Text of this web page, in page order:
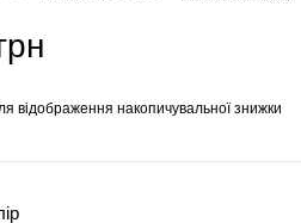
відображення накопичувальної знижки